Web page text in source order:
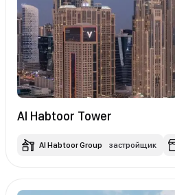
Al Habtoor Tower
Al Habtoor Group застройщик